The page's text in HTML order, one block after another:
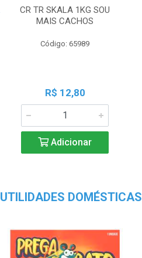
CR TR SKALA 1KG SOU
MAIS CACHOS
Código: 65989
R$ 12,80
Adicionar
UTILIDADES DOMÉSTICAS